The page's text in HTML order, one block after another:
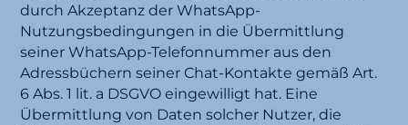
durch Akzeptanz der WhatsApp-
Nutzungsbedingungen in die Übermittlung
seiner WhatsApp-Telefonnummer aus den
Adressbüchern seiner Chat-Kontakte gemäß Art.
6 Abs. 1 lit. a DSGVO eingewilligt hat. Eine
Übermittlung von Daten solcher Nutzer, die